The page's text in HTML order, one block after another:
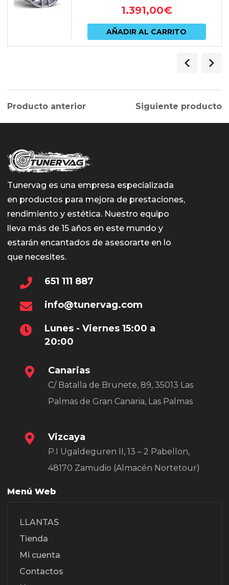
1.391,00€
AÑADIR AL CARRITO
Producto anterior Siguiente producto
Tunervag es una empresa especializada
en productos para mejora de prestaciones,
rendimiento y estética. Nuestro equipo
lleva más de 15 años en este mundo y
estarán encantados de asesorarte en lo
que necesites.
651 111 887
info@tunervag.com
Lunes - Viernes 15:00 a
20:00
Canarias
C/ Batalla de Brunete, 89, 35013 Las
Palmas de Gran Canaria, Las Palmas
Vizcaya
P.I Ugaldeguren II, 13 – 2 Pabellon,
48170 Zamudio (Almacén Nortetour)
Menú Web
LLANTAS
Tienda
Mi cuenta
Contactos